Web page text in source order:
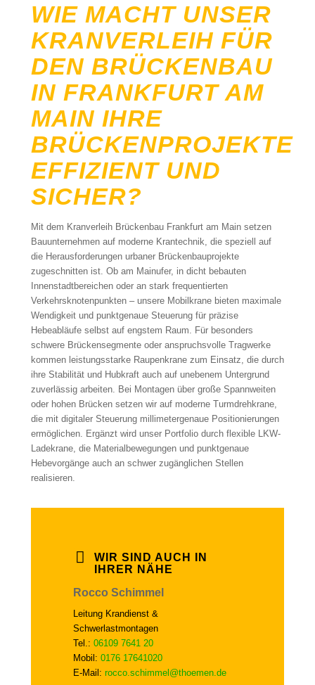
WIE MACHT UNSER
KRANVERLEIH FÜR
DEN BRÜCKENBAU
IN FRANKFURT AM
MAIN IHRE
BRÜCKENPROJEKTE
EFFIZIENT UND
SICHER?
Mit dem Kranverleih Brückenbau Frankfurt am Main setzen
Bauunternehmen auf moderne Krantechnik, die speziell auf
die Herausforderungen urbaner Brückenbauprojekte
zugeschnitten ist. Ob am Mainufer, in dicht bebauten
Innenstadtbereichen oder an stark frequentierten
Verkehrsknotenpunkten – unsere Mobilkrane bieten maximale
Wendigkeit und punktgenaue Steuerung für präzise
Hebeabläufe selbst auf engstem Raum. Für besonders
schwere Brückensegmente oder anspruchsvolle Tragwerke
kommen leistungsstarke Raupenkrane zum Einsatz, die durch
ihre Stabilität und Hubkraft auch auf unebenem Untergrund
zuverlässig arbeiten. Bei Montagen über große Spannweiten
oder hohen Brücken setzen wir auf moderne Turmdrehkrane,
die mit digitaler Steuerung millimetergenaue Positionierungen
ermöglichen. Ergänzt wird unser Portfolio durch flexible LKW-
Ladekrane, die Materialbewegungen und punktgenaue
Hebevorgänge auch an schwer zugänglichen Stellen
realisieren.
WIR SIND AUCH IN
IHRER NÄHE
Rocco Schimmel
Leitung Krandienst &
Schwerlastmontagen
Tel.: 06109 7641 20
Mobil: 0176 17641020
E-Mail: rocco.schimmel@thoemen.de